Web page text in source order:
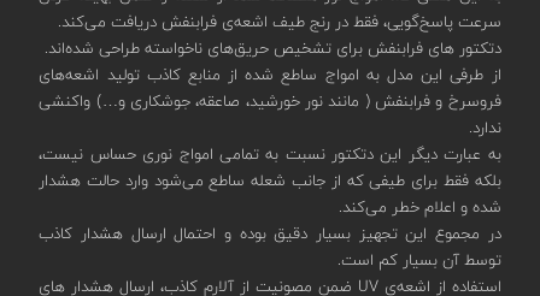
سرعت پاسخ‌گویی، فقط در رنج طیف اشعه‌ی فرابنفش دریافت می‌کند.
دتکتور های فرابنفش برای تشخیص حریق‌های ناخواسته طراحی شده‌اند.
از طرفی این مدل به امواج ساطع شده از منابع کاذب تولید اشعه‌های
فروسرخ و فرابنفش ( مانند نور خورشید، صاعقه، جوشکاری و…) واکنشی
ندارد.
به عبارت دیگر این دتکتور نسبت به تمامی امواج نوری حساس نیست،
بلکه فقط برای طیفی که از جانب شعله ساطع می‌شود وارد حالت هشدار
شده و اعلام خطر می‌کند.
در مجموع این تجهیز بسیار دقیق بوده و احتمال ارسال هشدار کاذب
توسط آن بسیار کم است.
استفاده از اشعه‌ی UV ضمن مصونیت از آلارم کاذب، ارسال هشدار های